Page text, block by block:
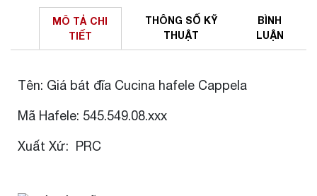
MÔ TẢ CHI
TIẾT
THÔNG SỐ KỸ
THUẬT
BÌNH
LUẬN
Tên: Giá bát đĩa Cucina hafele Cappela
Mã Hafele: 545.549.08.xxx
Xuất Xứ: PRC